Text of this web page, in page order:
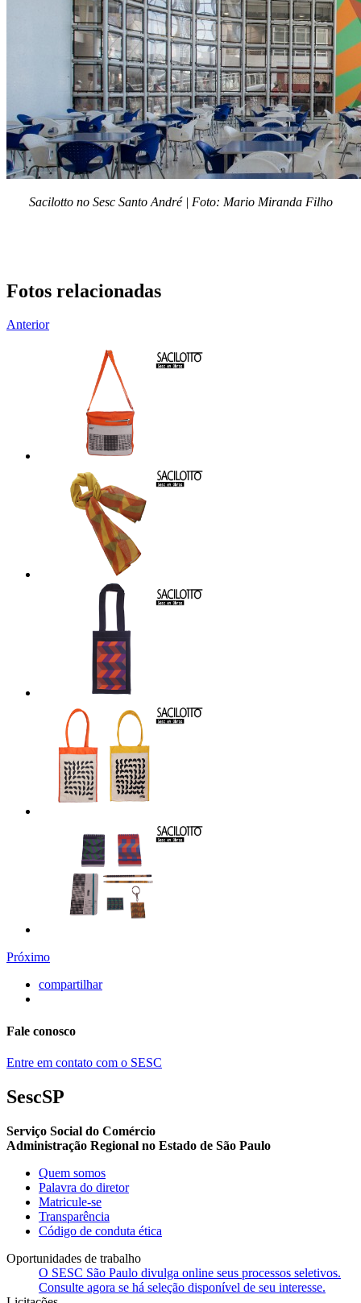
Sacilotto no Sesc Santo André | Foto: Mario Miranda Filho
Fotos relacionadas
Anterior
Próximo
compartilhar
Fale conosco
Entre em contato com o SESC
SescSP
Serviço Social do Comércio
Administração Regional no Estado de São Paulo
Quem somos
Palavra do diretor
Matricule-se
Transparência
Código de conduta ética
Oportunidades de trabalho
O SESC São Paulo divulga online seus processos seletivos.
Consulte agora se há seleção disponível de seu interesse.